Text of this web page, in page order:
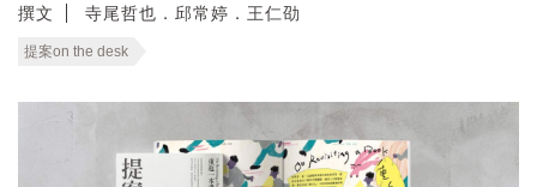
撰文 寺尾哲也．邱常婷．王仁劭
提案on the desk